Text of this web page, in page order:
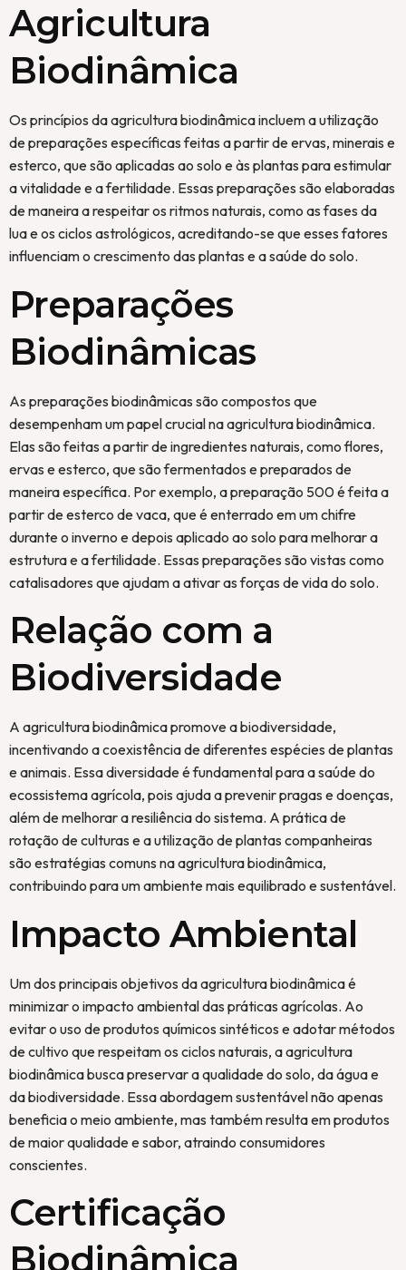
Agricultura
Biodinâmica
Os princípios da agricultura biodinâmica incluem a utilização
de preparações específicas feitas a partir de ervas, minerais e
esterco, que são aplicadas ao solo e às plantas para estimular
a vitalidade e a fertilidade. Essas preparações são elaboradas
de maneira a respeitar os ritmos naturais, como as fases da
lua e os ciclos astrológicos, acreditando-se que esses fatores
influenciam o crescimento das plantas e a saúde do solo.
Preparações
Biodinâmicas
As preparações biodinâmicas são compostos que
desempenham um papel crucial na agricultura biodinâmica.
Elas são feitas a partir de ingredientes naturais, como flores,
ervas e esterco, que são fermentados e preparados de
maneira específica. Por exemplo, a preparação 500 é feita a
partir de esterco de vaca, que é enterrado em um chifre
durante o inverno e depois aplicado ao solo para melhorar a
estrutura e a fertilidade. Essas preparações são vistas como
catalisadores que ajudam a ativar as forças de vida do solo.
Relação com a
Biodiversidade
A agricultura biodinâmica promove a biodiversidade,
incentivando a coexistência de diferentes espécies de plantas
e animais. Essa diversidade é fundamental para a saúde do
ecossistema agrícola, pois ajuda a prevenir pragas e doenças,
além de melhorar a resiliência do sistema. A prática de
rotação de culturas e a utilização de plantas companheiras
são estratégias comuns na agricultura biodinâmica,
contribuindo para um ambiente mais equilibrado e sustentável.
Impacto Ambiental
Um dos principais objetivos da agricultura biodinâmica é
minimizar o impacto ambiental das práticas agrícolas. Ao
evitar o uso de produtos químicos sintéticos e adotar métodos
de cultivo que respeitam os ciclos naturais, a agricultura
biodinâmica busca preservar a qualidade do solo, da água e
da biodiversidade. Essa abordagem sustentável não apenas
beneficia o meio ambiente, mas também resulta em produtos
de maior qualidade e sabor, atraindo consumidores
conscientes.
Certificação
Biodinâmica